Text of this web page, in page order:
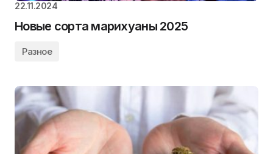
22.11.2024
Новые сорта марихуаны 2025
Разное